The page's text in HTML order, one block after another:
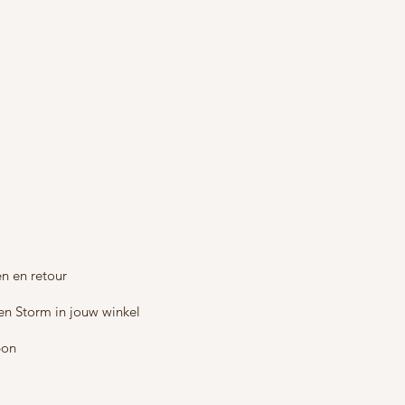
en retour
Storm in jouw winkel